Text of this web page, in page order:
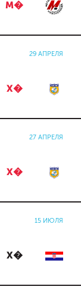
М�
29 АПРЕЛЯ
Х�
27 АПРЕЛЯ
Х�
15 ИЮЛЯ
Х�